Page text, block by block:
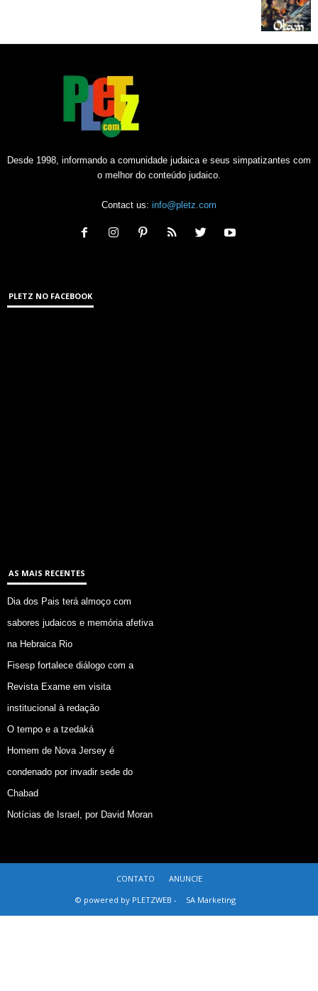
Desde 1998, informando a comunidade judaica e seus simpatizantes com
o melhor do conteúdo judaico.
Contact us: info@pletz.com
PLETZ NO FACEBOOK
AS MAIS RECENTES
Dia dos Pais terá almoço com
sabores judaicos e memória afetiva
na Hebraica Rio
Fisesp fortalece diálogo com a
Revista Exame em visita
institucional à redação
O tempo e a tzedaká
Homem de Nova Jersey é
condenado por invadir sede do
Chabad
Notícias de Israel, por David Moran
CONTATO
ANUNCIE
© powered by PLETZWEB -
SA Marketing